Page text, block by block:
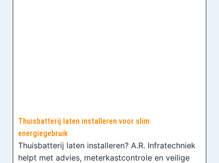
Thuisbatterij laten installeren voor slim
energiegebruik
Thuisbatterij laten installeren? A.R. Infratechniek
helpt met advies, meterkastcontrole en veilige